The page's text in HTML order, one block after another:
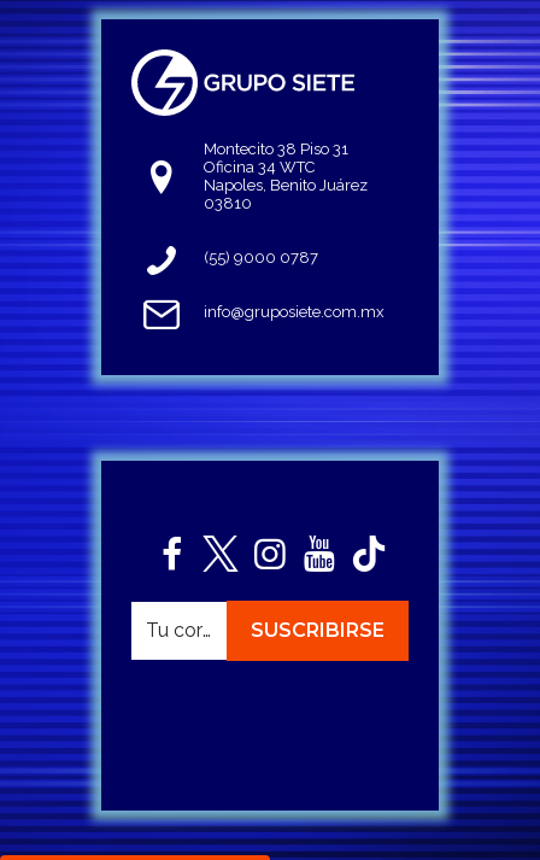
Montecito 38 Piso 31
Oficina 34 WTC
Napoles, Benito Juárez
03810
(55) 9000 0787
info@gruposiete.com.mx